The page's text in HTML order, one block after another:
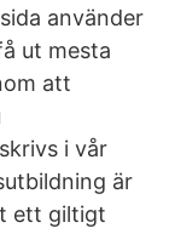
använder
ut mesta
att
i vår
är
ett giltigt